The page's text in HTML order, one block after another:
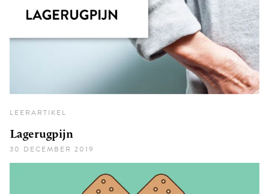
LEERARTIKEL
Lagerugpijn
30 DECEMBER 2019